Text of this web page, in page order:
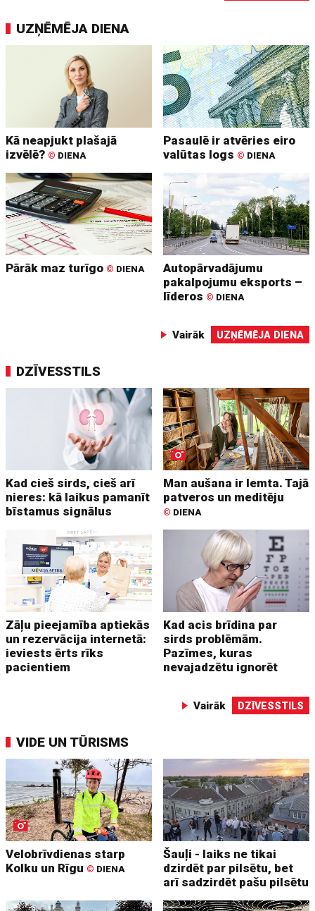
UZŅĒMĒJA DIENA
Kā neapjukt plašajā
izvēlē? © DIENA
Pasaulē ir atvēries eiro
valūtas logs © DIENA
Pārāk maz turīgo © DIENA
Autopārvadājumu
pakalpojumu eksports –
līderos © DIENA
Vairāk UZŅĒMĒJA DIENA
DZĪVESSTILS
Kad cieš sirds, cieš arī
nieres: kā laikus pamanīt
bīstamus signālus
Man aušana ir lemta. Tajā
patveros un meditēju
© DIENA
Zāļu pieejamība aptiekās
un rezervācija internetā:
ieviests ērts rīks
pacientiem
Kad acis brīdina par
sirds problēmām.
Pazīmes, kuras
nevajadzētu ignorēt
Vairāk DZĪVESSTILS
VIDE UN TŪRISMS
Velobrīvdienas starp
Kolku un Rīgu © DIENA
Šauļi - laiks ne tikai
dzirdēt par pilsētu, bet
arī sadzirdēt pašu pilsētu